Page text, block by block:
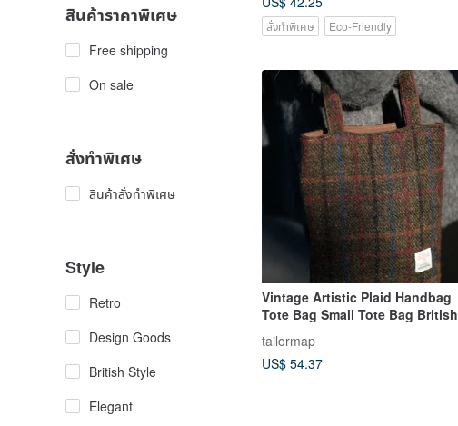
สินค้าราคาพิเศษ
Free shipping
On sale
สั่งทำพิเศษ
สินค้าสั่งทำพิเศษ
Style
Retro
Design Goods
British Style
Elegant
สั่งทำพิเศษ Eco-Friendly
Vintage Artistic Plaid Handbag
Tote Bag Small Tote Bag British
Harris Tweed Wool Tweed
tailormap
US$ 54.37